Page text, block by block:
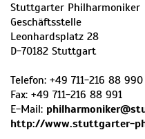
Stuttgarter Philharmoniker
Geschäftsstelle
Leonhardsplatz 28
D-70182 Stuttgart
Telefon: +49 711-216 88 990
Fax: +49 711-216 88 991
E-Mail:
http://www.stuttgarter-